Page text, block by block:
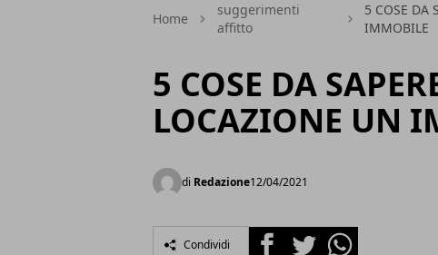
Home
suggerimenti
affitto
5 COSE DA
IMMOBILE
5 COSE DA
LOCAZIONE UN
di Redazione12/04/2021
Condividi FacebookTwitterWhatsapp